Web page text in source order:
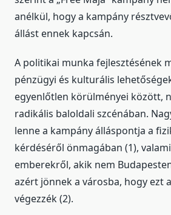
anélkül, hogy a kampány
állást ennek kapcsán.
A politikai munka fejlesztésének
pénzügyi és kulturális
egyenlőtlen körülményei között,
radikális baloldali szcénában.
lenne a kampány álláspontja a
kérdéséről önmagában (1),
emberekről, akik nem
azért jönnek a városba, hogy ezt
végezzék (2).